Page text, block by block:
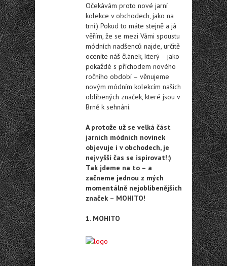
Očekávám proto nové jarní
kolekce v obchodech, jako na
trní:) Pokud to máte stejně a já
věřím, že se mezi Vámi spoustu
módních nadšenců najde, určitě
oceníte náš článek, který – jako
pokaždé s příchodem nového
ročního období – věnujeme
novým módním kolekcím našich
oblíbených značek, které jsou v
Brně k sehnání.
A protože už se velká část
jarních módních novinek
objevuje i v obchodech, je
nejvyšší čas se ispirovat!:)
Tak jdeme na to – a
začneme jednou z mých
momentálně nejoblíbenějších
značek – MOHITO!
1. MOHITO